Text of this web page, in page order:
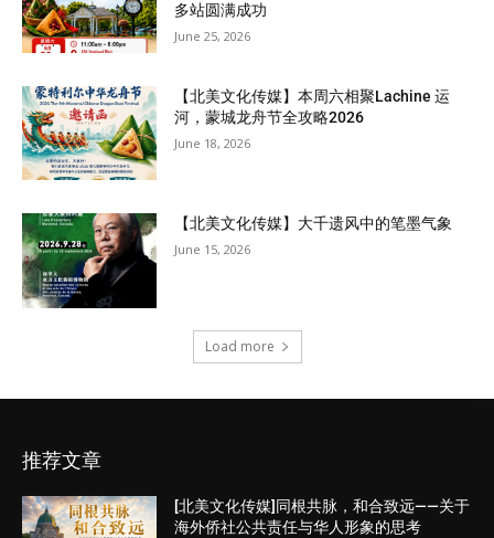
多站圆满成功
June 25, 2026
【北美文化传媒】本周六相聚Lachine 运
河，蒙城龙舟节全攻略2026
June 18, 2026
【北美文化传媒】大千遗风中的笔墨气象
June 15, 2026
Load more
推荐文章
[北美文化传媒]同根共脉，和合致远——关于
海外侨社公共责任与华人形象的思考